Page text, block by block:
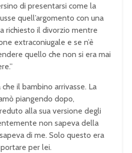
di presentarsi come la
quell’argomento con una
richiesto il divorzio mentre
extraconiugale e se n’è
quello che non si era mai
il bambino arrivasse. La
piangendo dopo,
alla sua versione degli
non sapeva della
di me. Solo questo era
per lei.